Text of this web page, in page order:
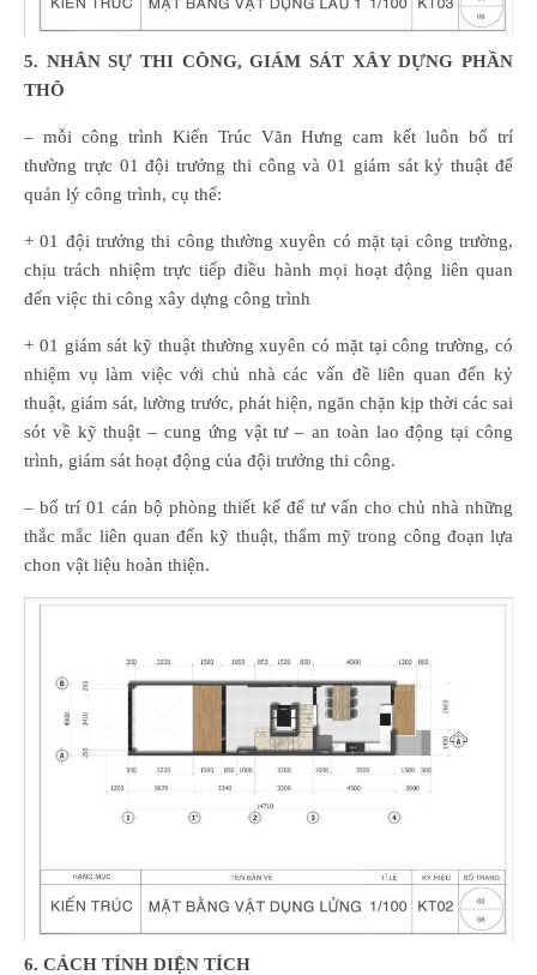
5. NHÂN SỰ THI CÔNG, GIÁM SÁT XÂY DỰNG PHẦN
THÔ
– mỗi công trình Kiến Trúc Văn Hưng cam kết luôn bố trí
thường trực 01 đội trưởng thi công và 01 giám sát kỷ thuật để
quản lý công trình, cụ thể:
+ 01 đội trưởng thi công thường xuyên có mặt tại công trường,
chịu trách nhiệm trực tiếp điều hành mọi hoạt động liên quan
đến việc thi công xây dựng công trình
+ 01 giám sát kỹ thuật thường xuyên có mặt tại công trường, có
nhiệm vụ làm việc với chủ nhà các vấn đề liên quan đến kỷ
thuật, giám sát, lường trước, phát hiện, ngăn chặn kịp thời các sai
sót về kỹ thuật – cung ứng vật tư – an toàn lao động tại công
trình, giám sát hoạt động của đội trưởng thi công.
– bố trí 01 cán bộ phòng thiết kế để tư vấn cho chủ nhà những
thắc mắc liên quan đến kỹ thuật, thẩm mỹ trong công đoạn lựa
chon vật liệu hoàn thiện.
6. CÁCH TÍNH DIỆN TÍCH